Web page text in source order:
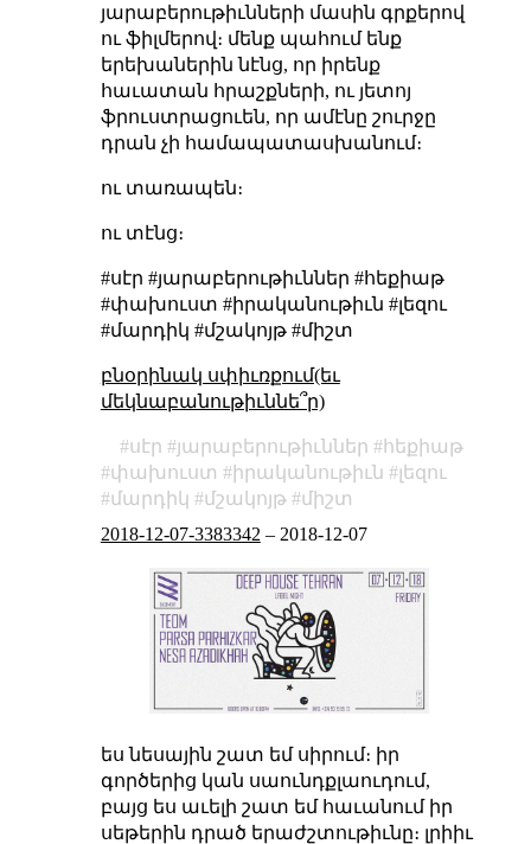
յարաբերութիւնների մասին գրքերով
ու ֆիլմերով։ մենք պահում ենք
երեխաներին նէնց, որ իրենք
հաւատան հրաշքների, ու յետոյ
ֆրուստրացուեն, որ ամէնը շուրջը
դրան չի համապատասխանում։
ու տառապեն։
ու տէնց։
#սէր #յարաբերութիւններ #հեքիաթ
#փախուստ #իրականութիւն #լեզու
#մարդիկ #մշակոյթ #միշտ
բնօրինակ սփիւռքում(եւ
մեկնաբանութիւննե՞ր)
սէր յարաբերութիւններ
հեքիաթ
փախուստ
իրականութիւն
լեզու
մարդիկ
մշակոյթ
միշտ
2018-12-07-3383342 – 2018-12-07
ես նեսային շատ եմ սիրում։ իր
գործերից կան սաունդքլաուդում,
բայց ես աւելի շատ եմ հաւանում իր
սեթերին դրած երաժշտութիւնը։ լրիիւ